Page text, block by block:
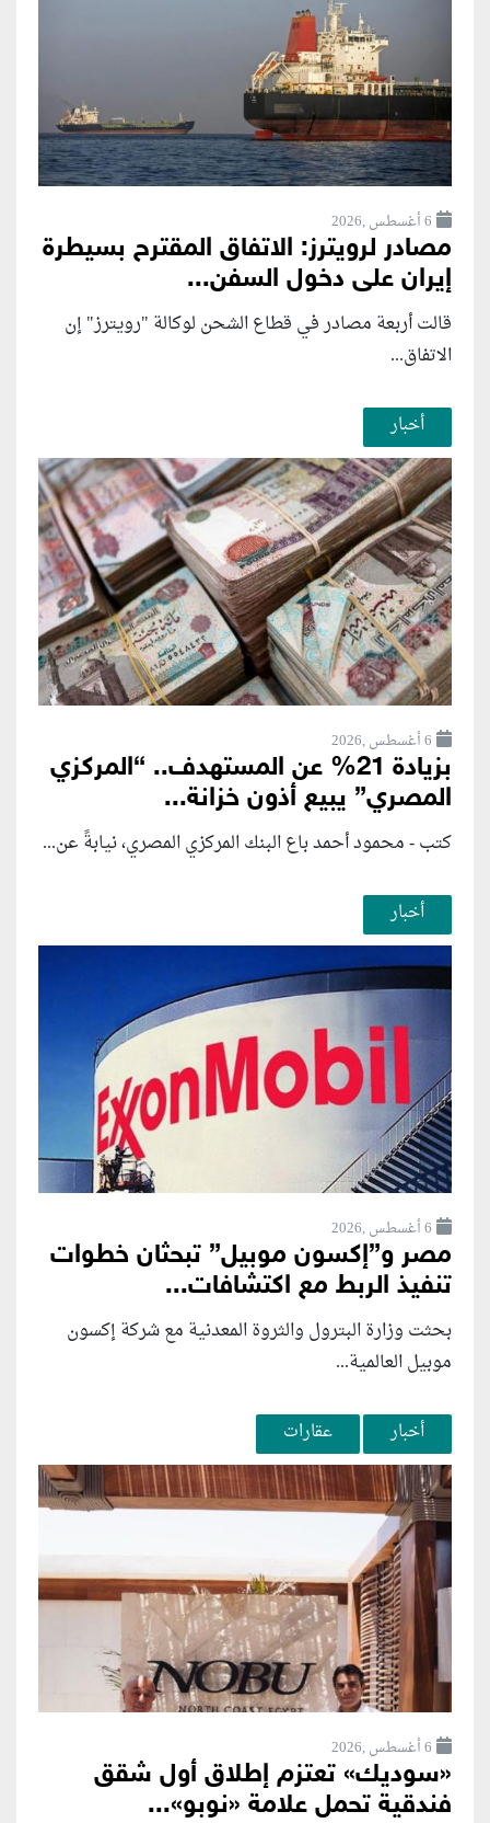
6 أغسطس ,2026
مصادر لرويترز: الاتفاق المقترح بسيطرة
إيران على دخول السفن...
قالت أربعة مصادر في قطاع الشحن لوكالة "رويترز" إن
الاتفاق...
أخبار
6 أغسطس ,2026
بزيادة 21% عن المستهدف.. “المركزي
المصري” يبيع أذون خزانة...
كتب - محمود أحمد باع البنك المركزي المصري، نيابةً عن...
أخبار
6 أغسطس ,2026
مصر و”إكسون موبيل” تبحثان خطوات
تنفيذ الربط مع اكتشافات...
بحثت وزارة البترول والثروة المعدنية مع شركة إكسون
موبيل العالمية...
أخبار عقارات
6 أغسطس ,2026
«سوديك» تعتزم إطلاق أول شقق
فندقية تحمل علامة «نوبو»...